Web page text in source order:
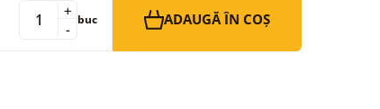
-
+ buc ADAUGĂ ÎN COȘ